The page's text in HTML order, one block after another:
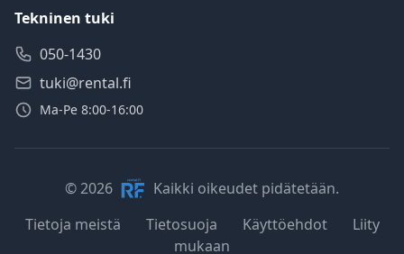
Tekninen tuki
050-1430
tuki@rental.fi
Ma-Pe 8:00-16:00
© 2026
Kaikki oikeudet pidätetään.
Tietoja meistä
Tietosuoja Käyttöehdot
Liity
mukaan